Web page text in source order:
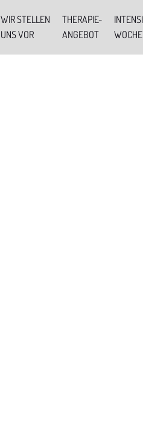
WIR STELLEN
UNS VOR
THERAPIE-
ANGEBOT
WOCHE